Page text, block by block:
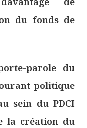
du fonds de
parole du
politique
sein du PDCI
la création du